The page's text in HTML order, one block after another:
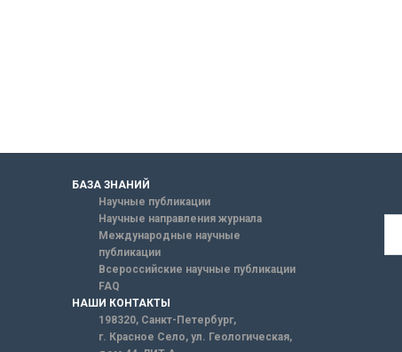
БАЗА ЗНАНИЙ
Научные публикации
Научные направления журнала
Международные научные
публикации
Всероссийские научные публикации
FAQ
НАШИ КОНТАКТЫ
198320, Санкт-Петербург,
г. Красное Село, ул. Геологическая,